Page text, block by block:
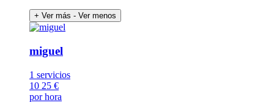
+ Ver más - Ver menos
miguel
1 servicios
10 25 €
por hora